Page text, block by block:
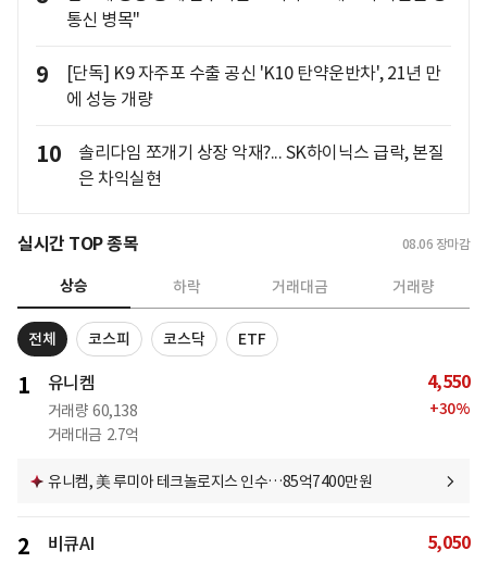
통신 병목"
9
[단독] K9 자주포 수출 공신 'K10 탄약운반차', 21년 만
에 성능 개량
10
솔리다임 쪼개기 상장 악재?... SK하이닉스 급락, 본질
은 차익실현
실시간 TOP 종목 08.06 장마감
상승 하락 거래대금 거래량
전체 코스피 코스닥 ETF
1 유니켐
거래량 60,138
거래대금 2.7억
4,550
+30%
유니켐, 美 루미아 테크놀로지스 인수…85억7400만원
2 비큐AI 5,050